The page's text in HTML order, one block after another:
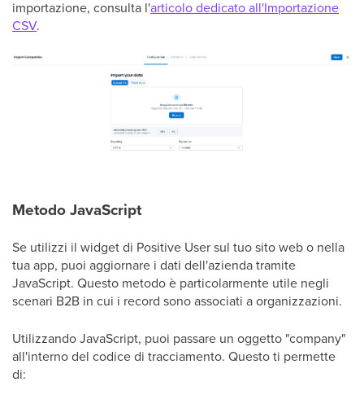
importazione, consulta l'articolo dedicato all'Importazione
CSV.
Metodo JavaScript
Se utilizzi il widget di Positive User sul tuo sito web o nella
tua app, puoi aggiornare i dati dell'azienda tramite
JavaScript. Questo metodo è particolarmente utile negli
scenari B2B in cui i record sono associati a organizzazioni.
Utilizzando JavaScript, puoi passare un oggetto "company"
all'interno del codice di tracciamento. Questo ti permette
di: